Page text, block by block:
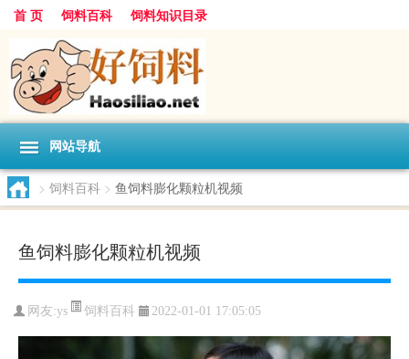
首 页 饲料百科 饲料知识目录
网站导航
> 饲料百科 > 鱼饲料膨化颗粒机视频
鱼饲料膨化颗粒机视频
网友:ys 饲料百科 2022-01-01 17:05:05